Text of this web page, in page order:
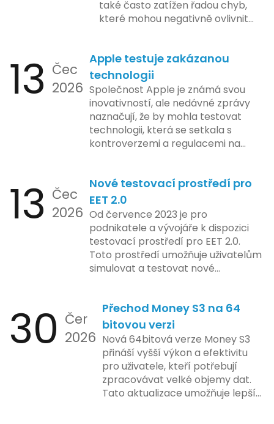
také často zatížen řadou chyb,
které mohou negativně ovlivnit
by se podnikatelé měli vyvarovat.
13 Čec
2026
Apple testuje zakázanou
technologii
Společnost Apple je známá svou
inovativností, ale nedávné zprávy
naznačují, že by mohla testovat
technologii, která se setkala s
kontroverzemi a regulacemi na
implementace funkce, která by
mohla porušovat určité zákonné
limity na ochranu osobních údajů.
Tato technologie se zaměřuje na
pokročilé sledování uživatelských
aktivit, což vyvolalo obavy ohledně
soukromí a ochrany dat uživatelů.
bezpečnost a ochranu spotřebitelů,
regulační orgány různých zemí jsou
na pozoru a sledují vývoj celého
případu velmi bedlivě. Vedení
společnosti zatím neposkytlo
podrobnější informace o
konkrétních záměrech či časové
ose zavedení této technologie.
13 Čec
2026
Nové testovací prostředí pro
EET 2.0
Od července 2023 je pro
podnikatele a vývojáře k dispozici
testovací prostředí pro EET 2.0.
Toto prostředí umožňuje uživatelům
simulovat a testovat nové
kontrolovaném prostředí. Uživatelé
mají možnost předem se seznámit s
aktualizacemi, a tím lépe připravit
své systémy na oficiální zavedení
nového systému.
30 Čer
2026
Přechod Money S3 na 64
bitovou verzi
Nová 64bitová verze Money S3
přináší vyšší výkon a efektivitu
pro uživatele, kteří potřebují
zpracovávat velké objemy dat.
Tato aktualizace umožňuje lepší